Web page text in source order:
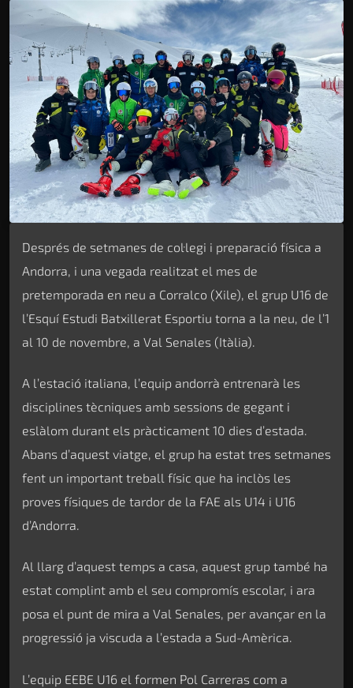
Després de setmanes de col·legi i preparació física a
Andorra, i una vegada realitzat el mes de
pretemporada en neu a Corralco (Xile), el grup U16 de
l’Esquí Estudi Batxillerat Esportiu torna a la neu, de l’1
al 10 de novembre, a Val Senales (Itàlia).
A l’estació italiana, l’equip andorrà entrenarà les
disciplines tècniques amb sessions de gegant i
eslàlom durant els pràcticament 10 dies d’estada.
Abans d’aquest viatge, el grup ha estat tres setmanes
fent un important treball físic que ha inclòs les
proves físiques de tardor de la FAE als U14 i U16
d’Andorra.
Al llarg d’aquest temps a casa, aquest grup també ha
estat complint amb el seu compromís escolar, i ara
posa el punt de mira a Val Senales, per avançar en la
progressió ja viscuda a l’estada a Sud-Amèrica.
L’equip EEBE U16 el formen Pol Carreras com a